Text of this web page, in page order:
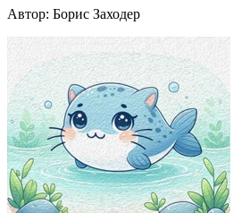
Автор: Борис Заходер